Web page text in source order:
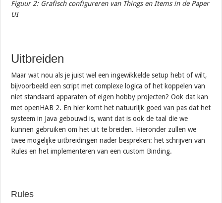
Figuur 2: Grafisch configureren van Things en Items in de Paper
UI
Uitbreiden
Maar wat nou als je juist wel een ingewikkelde setup hebt of wilt,
bijvoorbeeld een script met complexe logica of het koppelen van
niet standaard apparaten of eigen hobby projecten? Ook dat kan
met openHAB 2. En hier komt het natuurlijk goed van pas dat het
systeem in Java gebouwd is, want dat is ook de taal die we
kunnen gebruiken om het uit te breiden. Hieronder zullen we
twee mogelijke uitbreidingen nader bespreken: het schrijven van
Rules en het implementeren van een custom Binding.
Rules